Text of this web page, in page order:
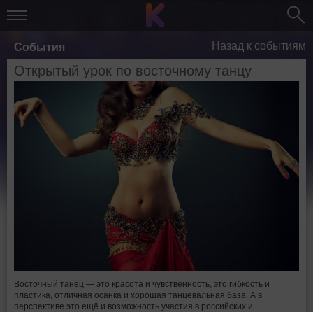
События Назад к событиям
Открытый урок по восточному танцу
Восточный танец — это красота и чувственность, это гибкость и
пластика, отличная осанка и хорошая танцевальная база. А в
перспективе это ещё и возможность участия в российских и